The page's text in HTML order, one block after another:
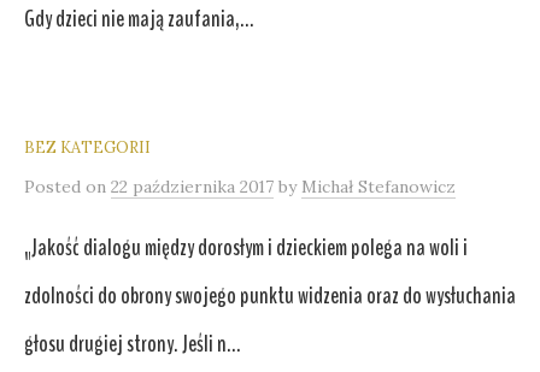
Gdy dzieci nie mają zaufania,...
BEZ KATEGORII
Posted on 22 października 2017 by Michał Stefanowicz
„Jakość dialogu między dorosłym i dzieckiem polega na woli i
zdolności do obrony swojego punktu widzenia oraz do wysłuchania
głosu drugiej strony. Jeśli n...